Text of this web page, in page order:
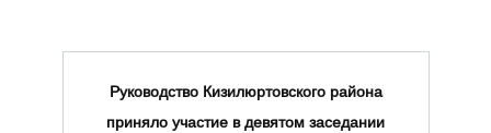
Руководство Кизилюртовского района
приняло участие в девятом заседании